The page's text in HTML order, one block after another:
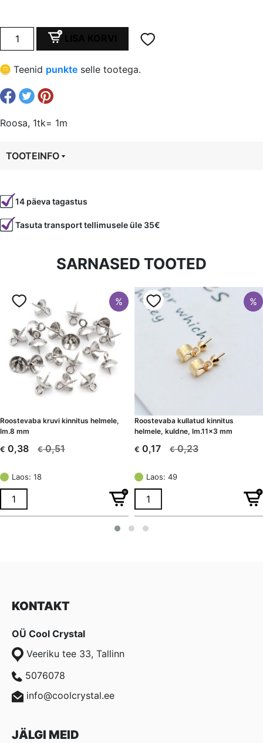
oli:
€ 0,40.
is:
€ 0,30.
Nahkpael
3*1,5
mm,
1
tk
=
1
kogus
Teenid punkte selle tootega.
Roosa, 1tk= 1m
TOOTEINFO
Värvus
Roosa
Laius
3 mm
14 päeva tagastus
Tasuta transport tellimusele üle 35€
SARNASED TOOTED
%
Roostevaba kruvi kinnitus helmele,
lm.8 mm
€0,51
Algne
oli:
€ 0,51.
€ 0,38
Current
is:
€ 0,38.
Laos: 18
%
Roostevaba kullatud kinnitus
helmele, kuldne, lm.11×3 mm
€0,23
Algne
oli:
€ 0,23.
€ 0,17
Current
is:
€ 0,17.
Laos: 49
KONTAKT
OÜ Cool Crystal
Veeriku tee 33, Tallinn
5076078
info@coolcrystal.ee
JÄLGI MEID